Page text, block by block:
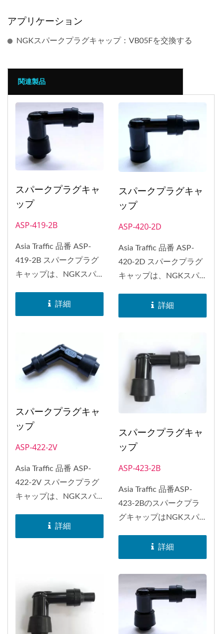
アプリケーション
NGKスパークプラグキャップ：VB05Fを交換する
関連製品
スパークプラグキャ
ップ
ASP-419-2B
Asia Traffic 品番 ASP-
419-2B スパークプラグ
キャップは、NGKスパ
詳細
スパークプラグキャ
ップ
ASP-420-2D
Asia Traffic 品番 ASP-
420-2D スパークプラグ
キャップは、NGKスパ
詳細
スパークプラグキャ
ップ
ASP-422-2V
Asia Traffic 品番 ASP-
422-2V スパークプラグ
キャップは、NGKスパ
詳細
スパークプラグキャ
ップ
ASP-423-2B
Asia Traffic 品番ASP-
423-2Bのスパークプラ
グキャップはNGKスパ
詳細